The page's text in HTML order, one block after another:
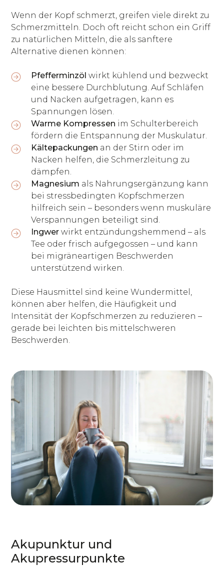
Wenn der Kopf schmerzt, greifen viele direkt zu
Schmerzmitteln. Doch oft reicht schon ein Griff
zu natürlichen Mitteln, die als sanftere
Alternative dienen können:
Pfefferminzöl wirkt kühlend und bezweckt
eine bessere Durchblutung. Auf Schläfen
und Nacken aufgetragen, kann es
Spannungen lösen.
Warme Kompressen im Schulterbereich
fördern die Entspannung der Muskulatur.
Kältepackungen an der Stirn oder im
Nacken helfen, die Schmerzleitung zu
dämpfen.
Magnesium als Nahrungsergänzung kann
bei stressbedingten Kopfschmerzen
hilfreich sein – besonders wenn muskuläre
Verspannungen beteiligt sind.
Ingwer wirkt entzündungshemmend – als
Tee oder frisch aufgegossen – und kann
bei migräneartigen Beschwerden
unterstützend wirken.
Diese Hausmittel sind keine Wundermittel,
können aber helfen, die Häufigkeit und
Intensität der Kopfschmerzen zu reduzieren –
gerade bei leichten bis mittelschweren
Beschwerden.
Akupunktur und
Akupressurpunkte